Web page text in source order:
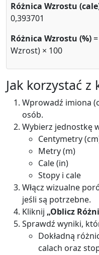
Różnica Wzrostu
0,393701
Różnica Wzrostu (%)
Wzrost) × 100
Jak korzystać
Wprowadź imiona
osób.
Wybierz jednostkę
Centymetry
Metry (m)
Cale (in)
Stopy i cale
Włącz wizualne
jeśli są potrzebne.
Kliknij „Oblicz
Sprawdź wyniki,
Dokładną
calach oraz